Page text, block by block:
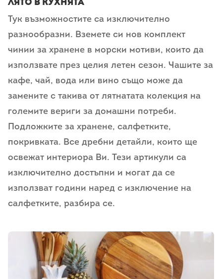
Тук възможностите са изключително
разнообразни. Вземете си нов комплект
чинии за хранене в морски мотиви, които да
използвате през целия летен сезон. Чашите за
кафе, чай, вода или вино също може да
замените с такива от лятнатата колекция на
големите вериги за домашни потреби.
Подложките за хранене, салфетките,
покривката. Все дребни детайли, които ще
освежат интериора Ви. Тези артикули са
изключително достъпни и могат да се
използват години наред с изключение на
салфетките, разбира се.